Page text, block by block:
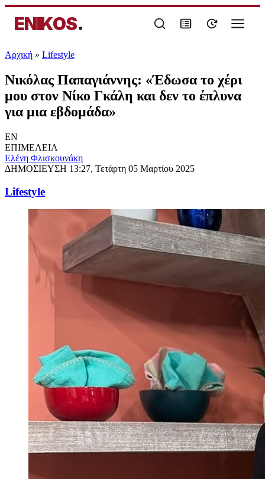
ENIKOS.
Αρχική » Lifestyle
Νικόλας Παπαγιάννης: «Έδωσα το χέρι
μου στον Νίκο Γκάλη και δεν το έπλυνα
για μια εβδομάδα»
EN
ΕΠΙΜΕΛΕΙΑ
Ελένη Φλισκουνάκη
ΔΗΜΟΣΙΕΥΣΗ 13:27, Τετάρτη 05 Μαρτίου 2025
Lifestyle